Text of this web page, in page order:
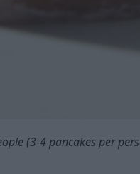
(3-4 pancakes per